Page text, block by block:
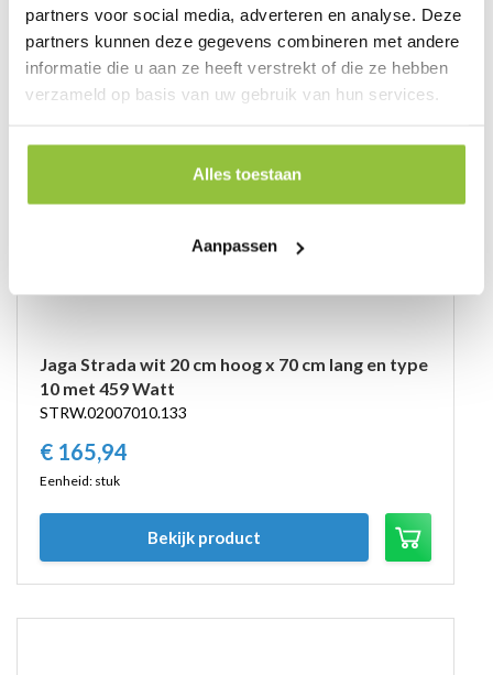
partners voor social media, adverteren en analyse. Deze
partners kunnen deze gegevens combineren met andere
informatie die u aan ze heeft verstrekt of die ze hebben
verzameld op basis van uw gebruik van hun services.
Alles toestaan
Aanpassen
Jaga Strada wit 20 cm hoog x 70 cm lang en type
10 met 459 Watt
STRW.02007010.133
€ 165,94
Eenheid: stuk
Bekijk product